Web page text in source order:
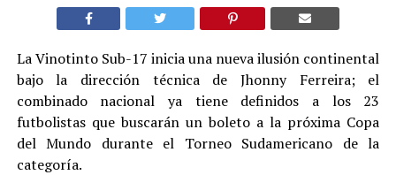
La Vinotinto Sub-17 inicia una nueva ilusión continental
bajo la dirección técnica de Jhonny Ferreira; el
combinado nacional ya tiene definidos a los 23
futbolistas que buscarán un boleto a la próxima Copa
del Mundo durante el Torneo Sudamericano de la
categoría.